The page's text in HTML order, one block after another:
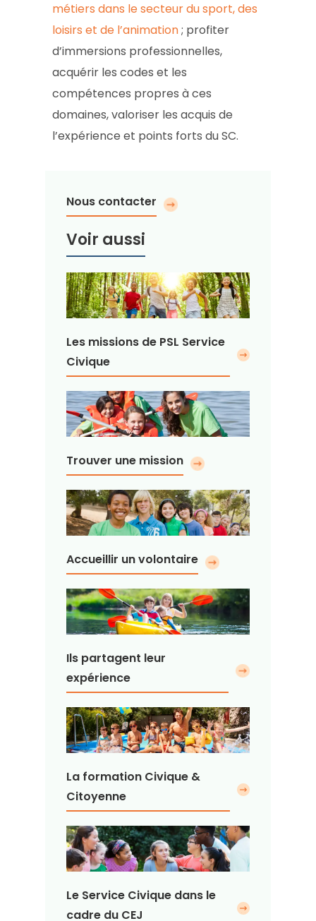
métiers dans le secteur du sport, des
loisirs et de l’animation; profiter
d’immersions professionnelles,
acquérir les codes et les
compétences propres à ces
domaines, valoriser les acquis de
l’expérience et points forts du SC.
Nous contacter
Voir aussi
Les missions de PSL Service
Civique
Trouver une mission
Accueillir un volontaire
Ils partagent leur
expérience
La formation Civique &
Citoyenne
Le Service Civique dans le
cadre du CEJ